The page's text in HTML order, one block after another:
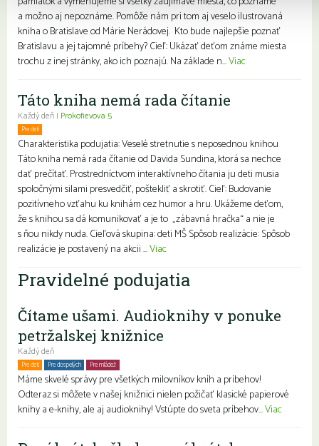
a možno aj nepoznáme. Pomôže nám pri tom aj veselo ilustrovaná
kniha o Bratislave od Márie Nerádovej. Kto bude najlepšie poznať
Bratislavu a jej tajomné príbehy? Cieľ: Ukázať deťom známe miesta
trochu z inej stránky, ako ich poznajú. Na základe n...Viac
Táto kniha nemá rada čítanie
Každý deň | Prokofievova 5
Pre deti
Charakteristika podujatia: Veselé stretnutie s neposednou knihou
Táto kniha nemá rada čítanie od Davida Sundina, ktorá sa nechce
dať prečítať. Prostredníctvom interaktívneho čítania ju deti musia
spoločnými silami presvedčiť, poštekliť a skrotiť. Cieľ: Budovanie
pozitívneho vzťahu ku knihám cez humor a hru. Ukážeme deťom,
že s knihou sa dá komunikovať a je to „zábavná hračka“ a nie je
s ňou nikdy nuda. Cieľová skupina: deti MŠ Spôsob realizácie: Spôsob
realizácie je postavený na akcii ...Viac
Pravidelné podujatia
Čítame ušami. Audioknihy v ponuke
petržalskej knižnice
Každý deň
Pre deti Pre dospelých Pre mládež
Máme skvelé správy pre všetkých milovníkov kníh a príbehov!
Odteraz si môžete v našej knižnici nielen požičať klasické papierové
knihy a e-knihy, ale aj audioknihy! Vstúpte do sveta príbehov...Viac